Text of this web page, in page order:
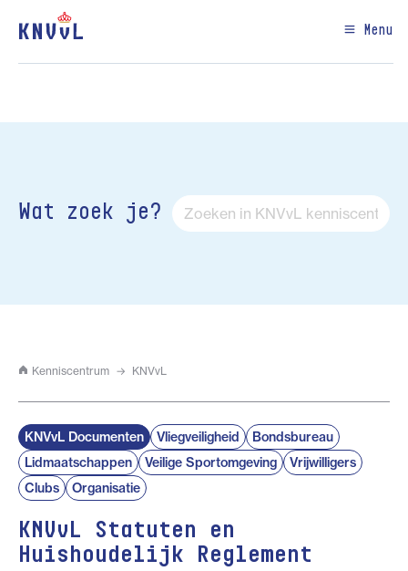
Menu
Wat zoek je?
Kenniscentrum KNVvL
KNVvL Documenten Vliegveiligheid
Bondsbureau
Lidmaatschappen
Veilige Sportomgeving
Vrijwilligers
Clubs
Organisatie
KNVvL Statuten en
Huishoudelijk Reglement